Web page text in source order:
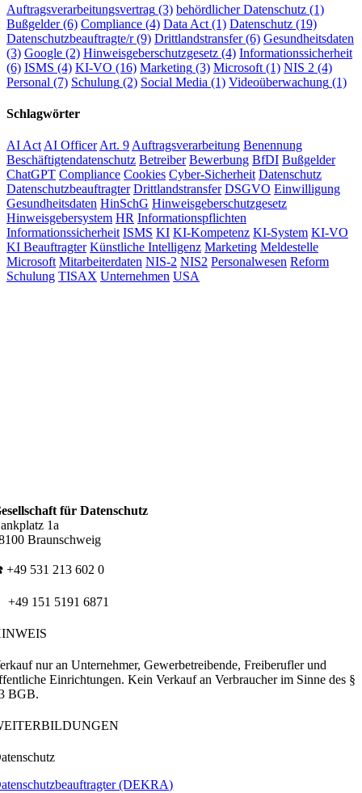
Auftragsverarbeitungsvertrag (3) behördlicher Datenschutz (1)
Bußgelder(6) Compliance (4) Data Act (1) Datenschutz (19)
Datenschutzbeauftragte/r(9) Drittlandstransfer(6) Gesundheitsdaten
(3) Google (2) Hinweisgeberschutzgesetz (4) Informationssicherheit
(6) ISMS (4) KI-VO (16) Marketing (3) Microsoft (1) NIS 2 (4)
Personal (7) Schulung (2) Social Media (1) Videoüberwachung (1)
Schlagwörter
AI Act AI Officer Art. 9 Auftragsverarbeitung Benennung
Beschäftigtendatenschutz Betreiber Bewerbung BfDI Bußgelder
ChatGPT Compliance Cookies Cyber-Sicherheit Datenschutz
Datenschutzbeauftragter Drittlandstransfer DSGVO Einwilligung
Gesundheitsdaten HinSchG Hinweisgeberschutzgesetz
Hinweisgebersystem HR Informationspflichten
Informationssicherheit ISMS KI KI-Kompetenz KI-System KI-VO
KI Beauftragter Künstliche Intelligenz Marketing Meldestelle
Microsoft Mitarbeiterdaten NIS-2 NIS2 Personalwesen Reform
Schulung TISAX Unternehmen USA
für Datenschutz
1a
Braunschweig
+49 531 213 602 0
+49 151 5191 6871
nur an Unternehmer, Gewerbetreibende, Freiberufler und
Einrichtungen. Kein Verkauf an Verbraucher im Sinne des §
BGB.
(DEKRA)